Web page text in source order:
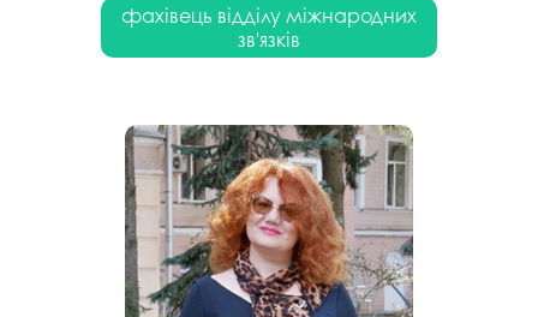
фахівець відділу міжнародних
зв'язків